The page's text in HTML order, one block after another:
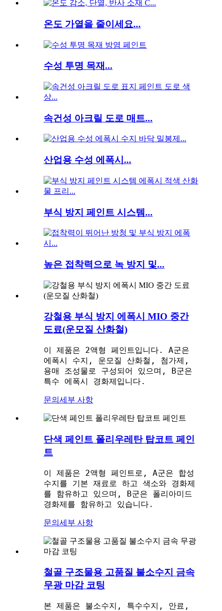
온도 가열을 줄이세요...
수성 투명 목재...
속건성 아크릴 도로 매트...
산업용 수성 에폭시...
부식 방지 페인트 시스템...
높은 접착력으로 녹 방지 및...
강철용 부식 방지 에폭시 MIO 중간
도료(운모질 산화철)
이 제품은 2액형 페인트입니다. A군은
에폭시 수지, 운모질 산화철, 첨가제,
용매 조성물로 구성되어 있으며, B군은
특수 에폭시 경화제입니다.
문의 세부 사항
단색 페인트 폴리우레탄 탑코트 페인
트
이 제품은 2액형 페인트로, A군은 합성
수지를 기본 재료로 하고 색소와 경화제
를 함유하고 있으며, B군은 폴리아미드
경화제를 함유하고 있습니다.
문의 세부 사항
철골 구조물용 고품질 불소수지 금속
무광 마감 코팅
본 제품은 불소수지, 특수수지, 안료,